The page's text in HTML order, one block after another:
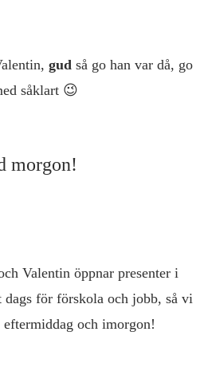
gud så go han var då, go
såklart 😉
morgon!
Valentin öppnar presenter i
dags för förskola och jobb, så vi
och imorgon!